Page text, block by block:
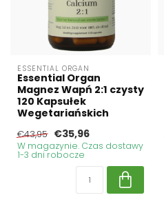
ESSENTIAL ORGAN
Essential Organ
Magnez Wapń 2:1 czysty
120 Kapsułek
Wegetariańskich
€43,95 €35,96
W magazynie. Czas dostawy
1-3 dni robocze